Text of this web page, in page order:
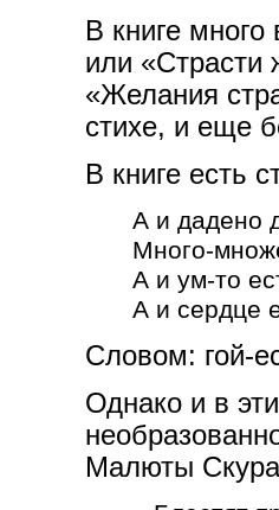
В книге
или «Страсти
«Желания
стихе, и еще
В книге есть
А и дадено
Много-
А и ум-то
А и сердце
Словом: гой-
Однако и в
Малюты